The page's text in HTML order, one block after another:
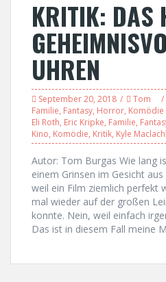
KRITIK: DAS
UHREN
September 20, 2018 Tom
Familie, Fantasy, Horror, Komödie
Eli Roth, Eric Kripke, Familie,
Kino, Komödie, Kritik, Kyle
Autor: Tom Burgas Wie lang
einem Grinsen im Gesicht
weil ein Film ziemlich perfekt
mal wieder auf der großen
konnte. Nein, weil einfach
Das ist in diesem Fall meine